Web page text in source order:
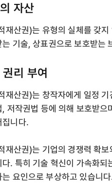
자산
재산권)는 유형의 실체를 갖
는 기술, 상표권으로 보호받는
리 부여
재산권)는 창작자에게 일정
, 저작권법 등에 의해 보호받
집니다.
재산권)는 기업의 경쟁력 확
다. 특히 기술 혁신이 가속화
는 요인으로 부상하고 있습니